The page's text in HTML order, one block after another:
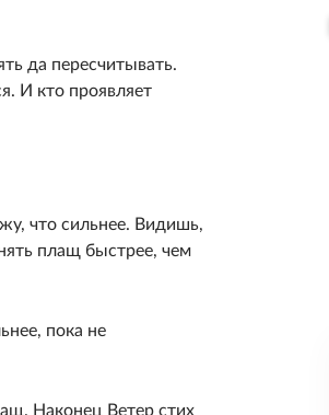
да пересчитывать.
И кто проявляет
что сильнее. Видишь,
плащ быстрее, чем
пока не
Наконец Ветер стих